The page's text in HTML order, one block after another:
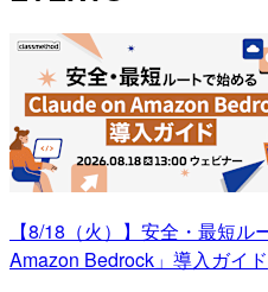
【8/18（火）】安全・最短
Amazon Bedrock」導入ガイド